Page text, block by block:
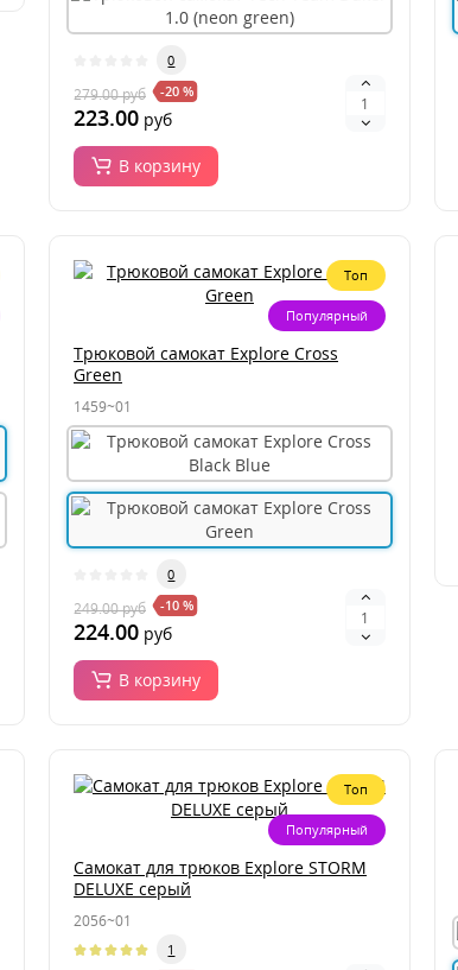
0
279.00руб -20 %
223.00руб
В корзину
Топ
Популярный
Трюковой самокат Explore Cross
Green
1459~01
0
249.00руб -10 %
224.00руб
В корзину
Топ
Популярный
Самокат для трюков Explore STORM
DELUXE серый
2056~01
1